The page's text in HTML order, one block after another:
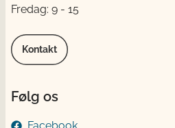
Fredag: 9 - 15
Kontakt
Følg os